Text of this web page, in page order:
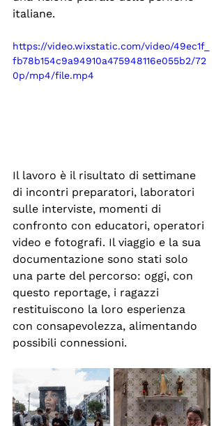
italiane.
https://video.wixstatic.com/video/49ec1f_
fb78b154c9a94910a475948116e055b2/72
0p/mp4/file.mp4
Il lavoro è il risultato di settimane
di incontri preparatori, laboratori
sulle interviste, momenti di
confronto con educatori, operatori
video e fotografi. Il viaggio e la sua
documentazione sono stati solo
una parte del percorso: oggi, con
questo reportage, i ragazzi
restituiscono la loro esperienza
con consapevolezza, alimentando
possibili connessioni.